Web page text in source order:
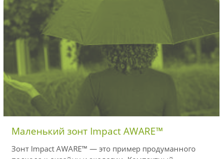
Маленький зонт Impact AWARE™
Зонт Impact AWARE™ — это пример продуманного